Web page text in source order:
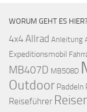
WORUM GEHT ES
4x4Allrad Anleitung
Expeditionsmobil
MB407D MB508D
Outdoor Paddeln
Reiseführer